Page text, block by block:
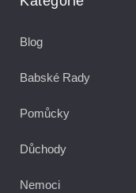
Blog
Babské Rady
Pomůcky
Důchody
Nemoci